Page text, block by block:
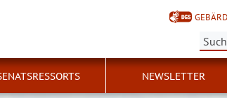
Suche:
NEWSLETTER